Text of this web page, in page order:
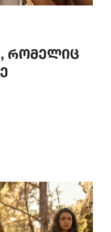
რომელიც